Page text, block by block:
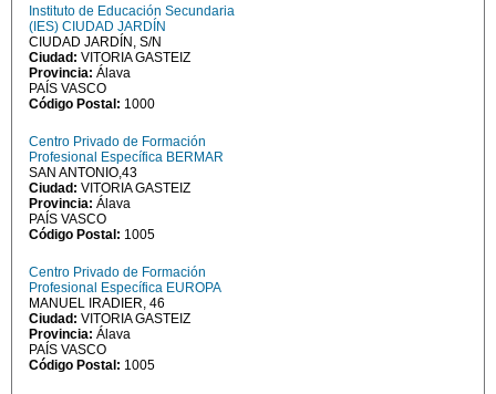
Instituto de Educación Secundaria
(IES) CIUDAD JARDÍN
CIUDAD JARDÍN, S/N
Ciudad: VITORIA GASTEIZ
Provincia: Álava
PAÍS VASCO
Código Postal: 1000
Centro Privado de Formación
Profesional Específica BERMAR
SAN ANTONIO,43
Ciudad: VITORIA GASTEIZ
Provincia: Álava
PAÍS VASCO
Código Postal: 1005
Centro Privado de Formación
Profesional Específica EUROPA
MANUEL IRADIER, 46
Ciudad: VITORIA GASTEIZ
Provincia: Álava
PAÍS VASCO
Código Postal: 1005